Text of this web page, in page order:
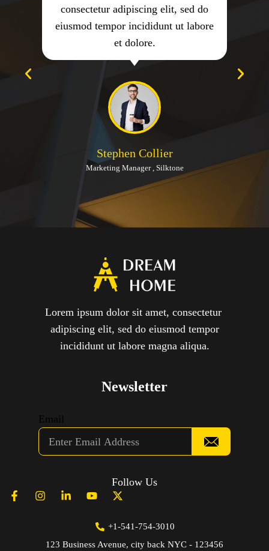
consectetur adipiscing elit, sed do
eiusmod tempor incididunt ut labore
et dolore.
Stephen Collier
Marketing Manager , Silktone
Lorem ipsum dolor sit amet, consectetur
adipiscing elit, sed do eiusmod tempor
incididunt ut labore magna aliqua.
Newsletter
Email
Follow Us
+1-541-754-3010
123 Business Avenue, city back NYC - 123456